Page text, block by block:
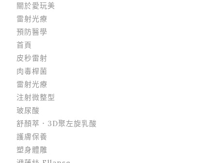
關於愛玩美
雷射光療
預防醫學
首頁
皮秒雷射
肉毒桿菌
雷射光療
注射微整型
玻尿酸
舒顏萃．3D聚左旋乳酸
護膚保養
塑身體雕